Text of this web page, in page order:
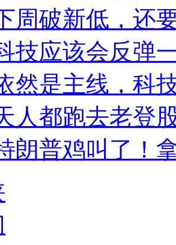
周破新低，还
技应该会反弹
然是主线，科
人都跑去老登
朗普鸡叫了！